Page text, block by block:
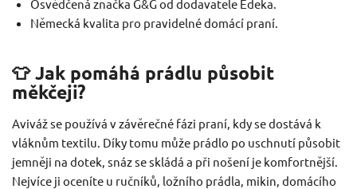
Osvědčená značka G&G od dodavatele Edeka.
Německá kvalita pro pravidelné domácí praní.
👕 Jak pomáhá prádlu působit
měkčeji?
Aviváž se používá v závěrečné fázi praní, kdy se dostává k
vláknům textilu. Díky tomu může prádlo po uschnutí působit
jemněji na dotek, snáz se skládá a při nošení je komfortnější.
Nejvíce ji oceníte u ručníků, ložního prádla, mikin, domácího